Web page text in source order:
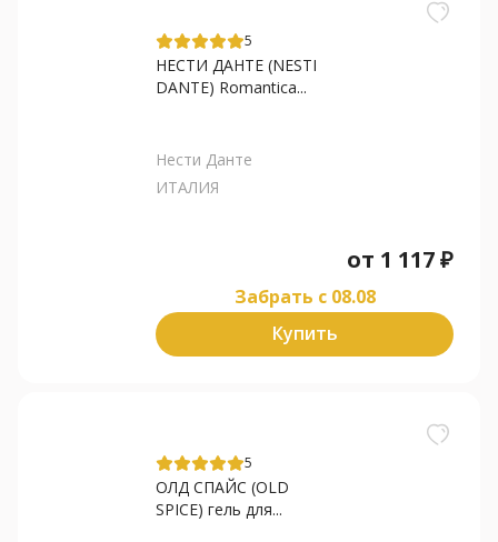
5
НЕСТИ ДАНТЕ (NESTI
DANTE) Romantica...
Нести Данте
ИТАЛИЯ
от 1 117₽
Забрать c 08.08
Купить
5
ОЛД СПАЙС (OLD
SPICE) гель для...